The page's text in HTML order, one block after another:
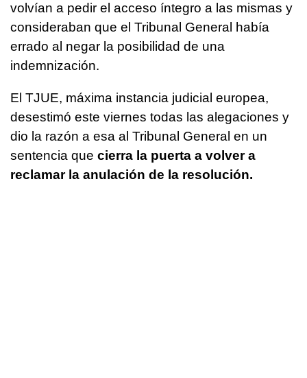
volvían a pedir el acceso íntegro a las mismas y
consideraban que el Tribunal General había
errado al negar la posibilidad de una
indemnización.
El TJUE, máxima instancia judicial europea,
desestimó este viernes todas las alegaciones y
dio la razón a esa al Tribunal General en un
sentencia que cierra la puerta a volver a
reclamar la anulación de la resolución.